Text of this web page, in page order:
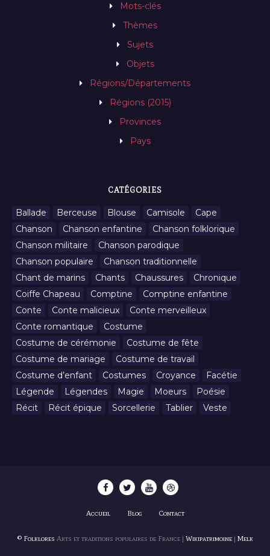
Mots-clés
Thèmes
Sujets
Objets
Régions/Départements
Régions (2015)
Provinces
Pays
CATÉGORIES
Ballade Berceuse Blouse Camisole
Cape
Chanson
Chanson enfantine
Chanson folklorique
Chanson militaire
Chanson parodique
Chanson populaire
Chanson traditionnelle
Chant de marins
Chants Chaussures
Chronique
Coiffe Chapeau
Comptine
Comptine enfantine
Conte
Conte malicieux
Conte merveilleux
Conte romantique
Costume
Costume de cérémonie
Costume de fête
Costume de mariage
Costume de travail
Costume d’enfant
Costumes Croyance
Facétie
Légende
Légendes Magie Moeurs
Poésie
Récit
Récit épique Sorcellerie Tablier Veste
Accueil Blog Contact
© Folklores Arts et traditions populaires de France | Wikipatrimoine| Melk